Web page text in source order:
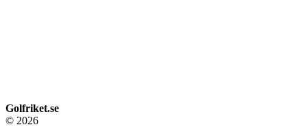
Golfriket.se
© 2026